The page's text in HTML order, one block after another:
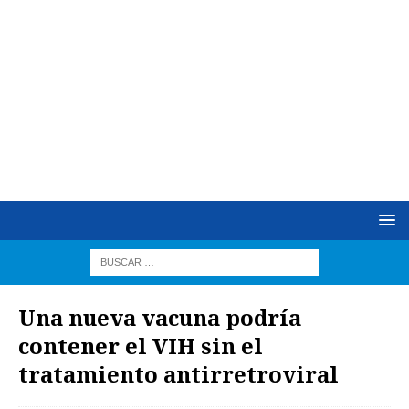
Una nueva vacuna podría
contener el VIH sin el
tratamiento antirretroviral